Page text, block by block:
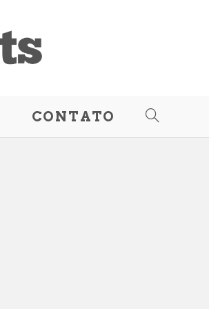
CONTATO ALTERNAR